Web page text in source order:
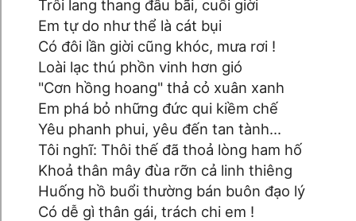
Trôi lang thang đầu bãi, cuối giời
Em tự do như thể là cát bụi
Có đôi lần giời cũng khóc, mưa rơi !
Loài lạc thú phồn vinh hơn gió
"Cơn hồng hoang" thả cỏ xuân xanh
Em phá bỏ những đức qui kiềm chế
Yêu phanh phui, yêu đến tan tành...
Tôi nghĩ: Thôi thế đã thoả lòng ham hố
Khoả thân mây đùa rỡn cả linh thiêng
Huống hồ buổi thường bán buôn đạo lý
Có dễ gì thân gái, trách chi em !